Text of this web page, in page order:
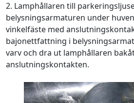
2. Lamphållaren till
belysningsarmaturen under
vinkelfäste med
bajonettfattning i
varv och dra ut lamphållaren
anslutningskontakten.